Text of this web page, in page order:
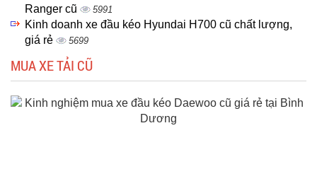
Ranger cũ
5991
Kinh doanh xe đầu kéo Hyundai H700 cũ chất lượng,
giá rẻ
5699
MUA XE TẢI CŨ